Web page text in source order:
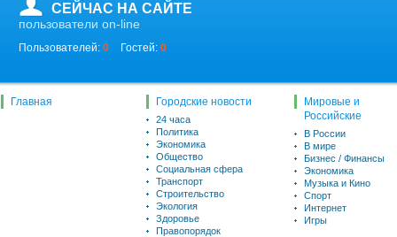
СЕЙЧАС НА САЙТЕ
пользователи on-line
Пользователей: 0 Гостей: 0
Главная Городские новости
24 часа
Политика
Экономика
Общество
Социальная сфера
Транспорт
Строительство
Экология
Здоровье
Правопорядок
Мировые и
Российские
В России
В мире
Бизнес / Финансы
Экономика
Музыка и Кино
Спорт
Интернет
Игры